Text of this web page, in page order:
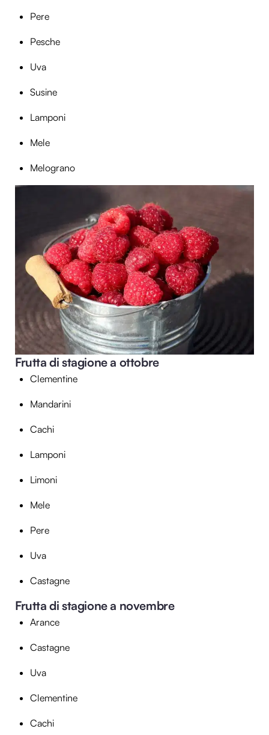
Pere
Pesche
Uva
Susine
Lamponi
Mele
Melograno
Frutta di stagione a ottobre
Clementine
Mandarini
Cachi
Lamponi
Limoni
Mele
Pere
Uva
Castagne
Frutta di stagione a novembre
Arance
Castagne
Uva
Clementine
Cachi